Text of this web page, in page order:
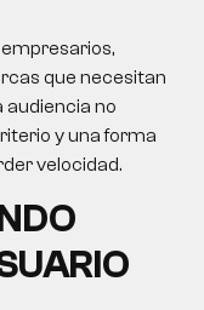
que necesitan
audiencia no
y una forma
velocidad.